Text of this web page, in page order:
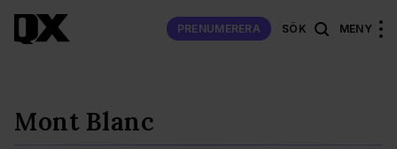
PRENUMERERA SÖK MENY
Mont Blanc